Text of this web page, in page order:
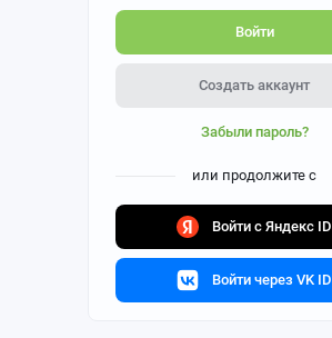
Войти
Создать аккаунт
Забыли пароль?
или продолжите с
Войти с Яндекс ID
Войти через VK ID